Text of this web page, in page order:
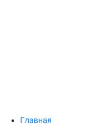
Главная